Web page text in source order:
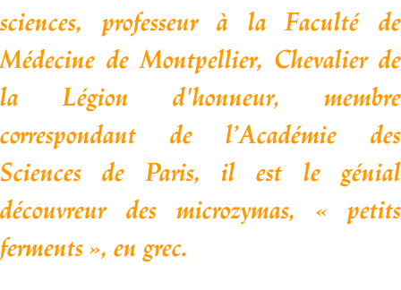
sciences, professeur à la Faculté de
Médecine de Montpellier, Chevalier de
la Légion d'honneur, membre
correspondant de l’Académie des
Sciences de Paris, il est le génial
découvreur des microzymas, « petits
ferments », en grec.